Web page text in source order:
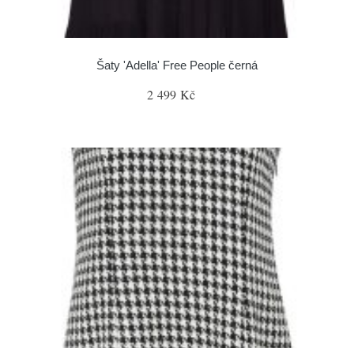
Šaty 'Adella' Free People černá
2 499 Kč